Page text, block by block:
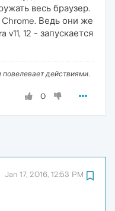
весь браузер.
Ведь они же
12 - запускается
действиями.
0
Jan 17, 2016, 12:53 PM